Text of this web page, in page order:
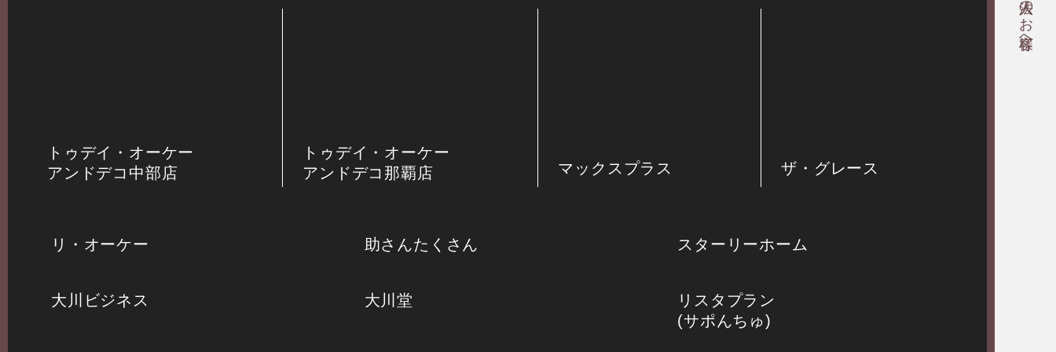
法人のお客様へ
トゥデイ・オーケー
アンドデコ中部店
トゥデイ・オーケー
アンドデコ那覇店
マックスプラス ザ・グレース
リ・オーケー 助さんたくさん スターリーホーム
大川ビジネス 大川堂
リスタプラン
(サポんちゅ)